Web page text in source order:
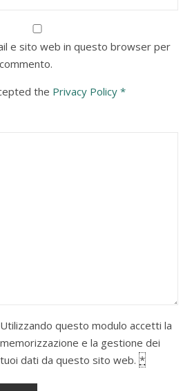
e sito web in questo browser per
the Privacy Policy *
Utilizzando questo modulo accetti la
memorizzazione e la gestione dei
tuoi dati da questo sito web.*